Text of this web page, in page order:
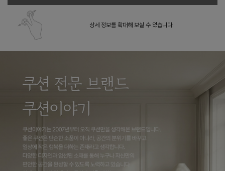
상세 정보를 확대해 보실 수 있습니다.